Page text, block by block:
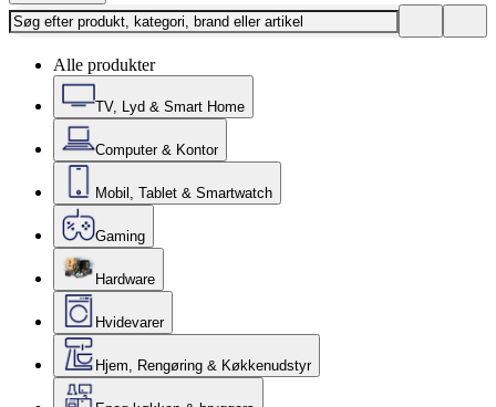
Alle produkter
TV, Lyd & Smart Home
Computer & Kontor
Mobil, Tablet & Smartwatch
Gaming
Hardware
Hvidevarer
Hjem, Rengøring & Køkkenudstyr